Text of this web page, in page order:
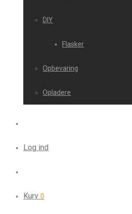
DIY
Flasker
Opbevaring
Opladere
Log ind
Kurv 0